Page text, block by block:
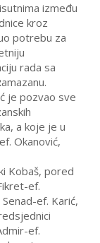
između
kroz
potrebu za
rada sa
je pozvao sve
a koje je u
Okanović,
Kobaš, pored
ef.
ef. Karić,
ef.